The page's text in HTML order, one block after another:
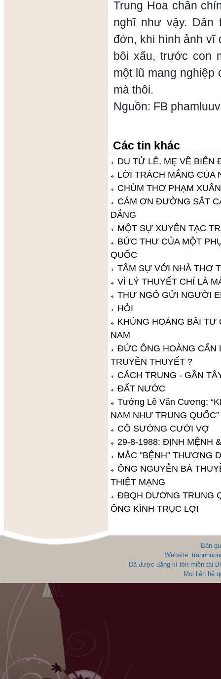
Trung Hoa chân
nghĩ như vậy. Dân
đớn, khi hình ảnh vĩ
bôi xấu, trước con
một lũ mang
mà thôi.
Nguồn: FB
Các tin khác
DU TỬ LÊ, MẸ VỀ BIỂN
LỜI TRÁCH MẮNG CỦA
CHÙM THƠ PHẠM
CÁM ƠN ĐƯỜNG SẮT
DẮNG
MỘT SỰ XUYÊN TẠC
BỨC THƯ CỦA MỘT
QUỐC
TÂM SỰ VỚI NHÀ THƠ
VÌ LÝ THUYẾT CHỈ LÀ
THƯ NGỎ GỬI NGƯỜI
HỎI
KHỦNG HOẢNG BÃI
NAM
ĐỨC ÔNG HOÀNG CẨN
TRUYỀN THUYẾT ?
CÁCH TRUNG - GẦN
ĐẤT NƯỚC
Tướng Lê Văn Cương:
NAM NHƯ TRUNG QUỐC”
CÔ SƯỚNG CƯỚI VỢ
29-8-1988: ĐỊNH MỆNH
MẮC "BỆNH" THƯƠNG
ÔNG NGUYỄN BÁ
THIỆT MẠNG
ĐBQH DƯƠNG TRUNG
ÔNG KÌNH TRỤC LỢI
Bản
Website:
Đã được đăng kí tên miền tại
Mọi liên hệ